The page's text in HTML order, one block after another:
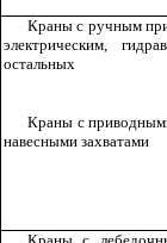
Краны с ручным
электрическим,
остальных
Краны с
навесными захватами